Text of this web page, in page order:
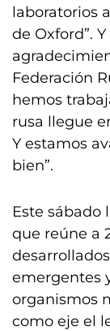
laboratorios
de Oxford”.
Federación
hemos
rusa llegue
Y estamos
bien”.
Este sábado
que reúne a
emergentes
organismos
como eje el